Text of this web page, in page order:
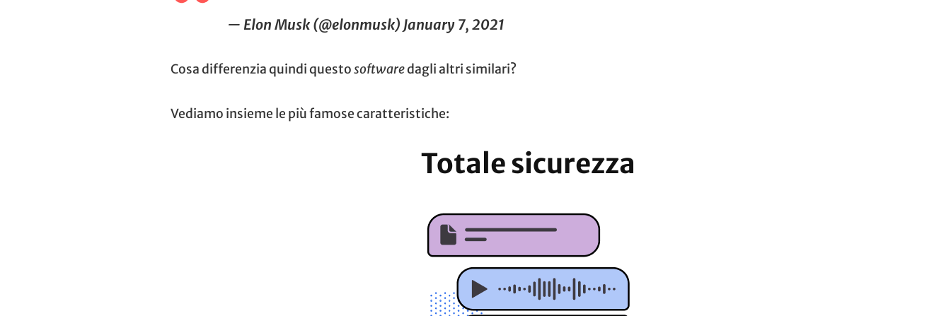
— Elon Musk (@elonmusk) January 7, 2021
Cosa differenzia quindi questosoftwaredagli altri similari?
Vediamo insieme le più famose caratteristiche:
Totale sicurezza